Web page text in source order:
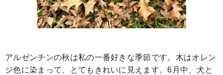
アルゼンチンの秋は私の一番好きな季節です。木はオレン
ジ色に染まって、とてもきれいに見えます。6月中、犬と